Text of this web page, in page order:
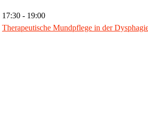
17:30 - 19:00
Therapeutische Mundpflege in der